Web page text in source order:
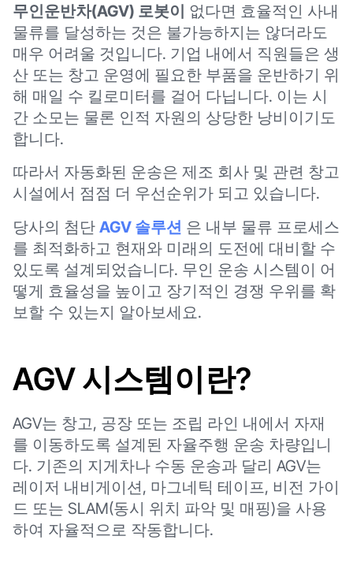
무인운반차(AGV) 로봇이 없다면 효율적인 사내
물류를 달성하는 것은 불가능하지는 않더라도
매우 어려울 것입니다. 기업 내에서 직원들은 생
산 또는 창고 운영에 필요한 부품을 운반하기 위
해 매일 수 킬로미터를 걸어 다닙니다. 이는 시
간 소모는 물론 인적 자원의 상당한 낭비이기도
합니다.
따라서 자동화된 운송은 제조 회사 및 관련 창고
시설에서 점점 더 우선순위가 되고 있습니다.
당사의 첨단 AGV 솔루션 은 내부 물류 프로세스
를 최적화하고 현재와 미래의 도전에 대비할 수
있도록 설계되었습니다. 무인 운송 시스템이 어
떻게 효율성을 높이고 장기적인 경쟁 우위를 확
보할 수 있는지 알아보세요.
AGV 시스템이란?
AGV는 창고, 공장 또는 조립 라인 내에서 자재
를 이동하도록 설계된 자율주행 운송 차량입니
다. 기존의 지게차나 수동 운송과 달리 AGV는
레이저 내비게이션, 마그네틱 테이프, 비전 가이
드 또는 SLAM(동시 위치 파악 및 매핑)을 사용
하여 자율적으로 작동합니다.